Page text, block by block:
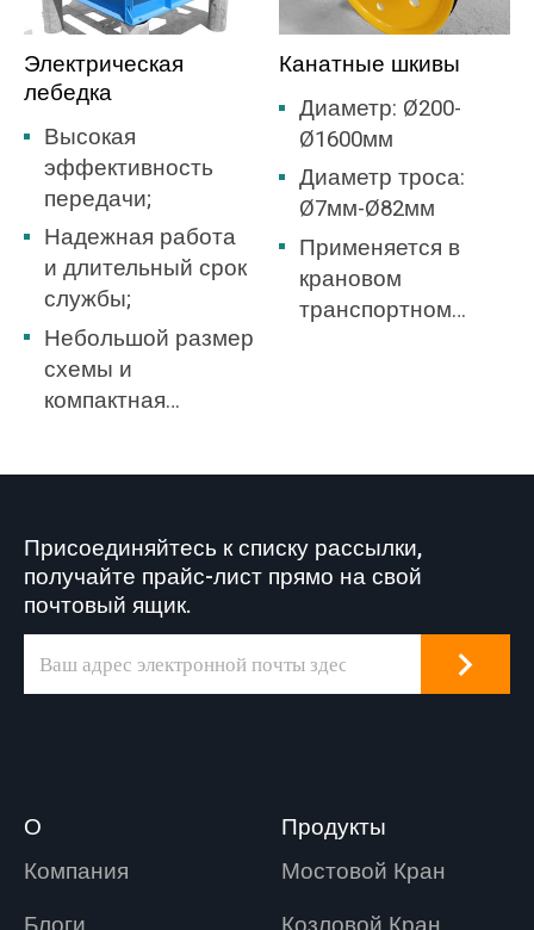
Электрическая
лебедка
Высокая
эффективность
передачи;
Надежная работа
и длительный срок
службы;
Небольшой размер
схемы и
компактная
Канатные шкивы
Диаметр: Ø200-
Ø1600мм
Диаметр троса:
Ø7мм-Ø82мм
Применяется в
крановом
транспортном
Присоединяйтесь к списку рассылки,
получайте прайс-лист прямо на свой
почтовый ящик.
О
Компания
Продукты
Мостовой Кран